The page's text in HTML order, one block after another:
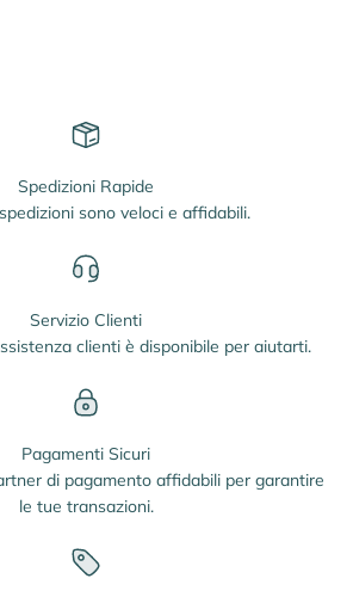
Spedizioni Rapide
sono veloci e affidabili.
Servizio Clienti
clienti è disponibile per aiutarti.
Pagamenti Sicuri
di pagamento affidabili per garantire
le tue transazioni.